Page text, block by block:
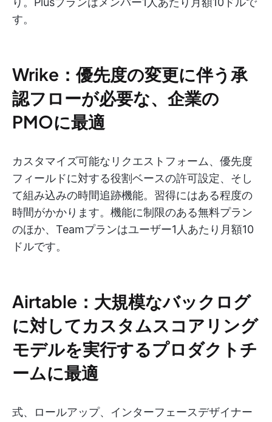
す。
Wrike：優先度の変更に伴う承
認フローが必要な、企業の
PMOに最適
カスタマイズ可能なリクエストフォーム、優先度
フィールドに対する役割ベースの許可設定、そし
て組み込みの時間追跡機能。習得にはある程度の
時間がかかります。機能に制限のある無料プラン
のほか、Teamプランはユーザー1人あたり月額10
ドルです。
Airtable：大規模なバックログ
に対してカスタムスコアリング
モデルを実行するプロダクトチ
ームに最適
式、ロールアップ、インターフェースデザイナー